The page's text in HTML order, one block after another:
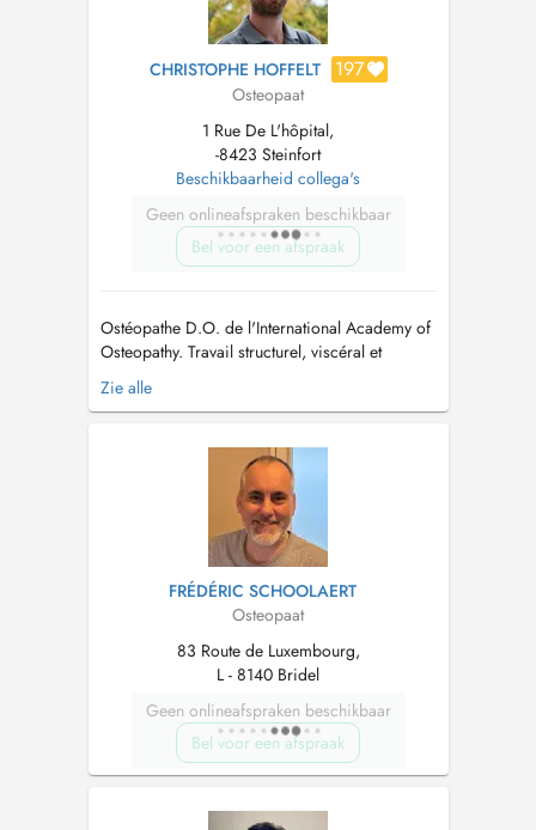
CHRISTOPHE HOFFELT 197
Osteopaat
1 Rue De L'hôpital,
-8423 Steinfort
Beschikbaarheid collega's
Geen onlineafspraken beschikbaar
Bel voor een afspraak
Ostéopathe D.O. de l'International Academy of
Osteopathy. Travail structurel, viscéral et
crânien Spécialisé en ostéopathie pédiatrique
et en manipulation structurelle tissulaire...
Zie alle
FRÉDÉRIC SCHOOLAERT
Osteopaat
83 Route de Luxembourg,
L - 8140 Bridel
Geen onlineafspraken beschikbaar
Bel voor een afspraak